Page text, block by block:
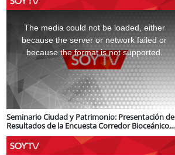
window.
The media could not be loaded, either
because the server or network failed or
because the format is not supported.
Seminario Ciudad y Patrimonio: Presentación de
Resultados de la Encuesta Corredor Bioceánico,
logística e infraestructura ferroviaria